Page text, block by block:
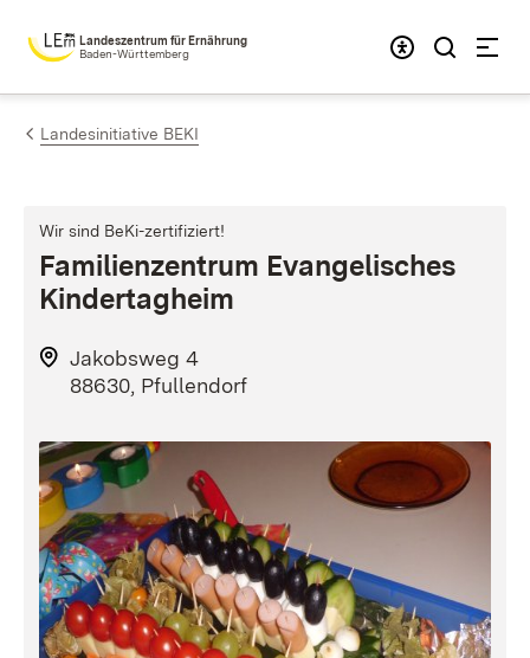
Zum Inhalt springen
Landeszentrum für Ernährung
Baden-Württemberg
Landesinitiative BEKI
Wir sind BeKi-zertifiziert!
Familienzentrum Evangelisches
Kindertagheim
Jakobsweg 4
88630, Pfullendorf